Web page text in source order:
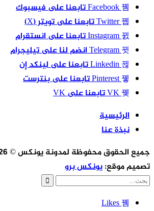
Facebook
تابعنا على فيسبوك
Twitter
تابعنا على تويتر (X)
Instagram
تابعنا على انستقرام
Telegram
انضم لنا على تيليجرام
Linkedin
تابعنا على لينكد إن
Pinterest
تابعنا على بنترست
VK
تابعنا على VK
الرئيسية
نبذة عنا
جميع الحقوق محفوظة لمدونة يونكس © 2026
تصميم موقع:يونكس برو
Likes